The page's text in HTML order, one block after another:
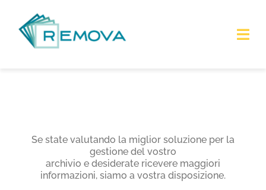
contenuto
Se state valutando la miglior soluzione per la
gestione del vostro
archivio e desiderate ricevere maggiori
informazioni, siamo a vostra disposizione.